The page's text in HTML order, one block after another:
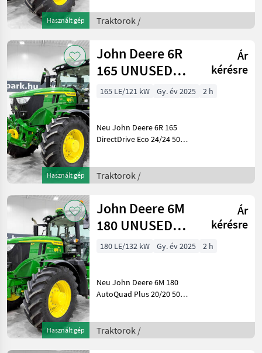
Használt gép
SF7500 AutoTrac,
Druckluftbremse, G5 Plus,
Traktorok /
Használt gép
John Deere 6R
165 UNUSED
DirectDrive Eco
sus
Ár
kérésre
165 LE/121 kW Gy. év 2025 2 h
Neu John Deere 6R 165
DirectDrive Eco 24/24 50
Druckluftbremse, G5 Plus,
Frontkraftheber/Frontzapfwelle,
Traktorok /
Használt gép
John Deere 6M
180 UNUSED
AutoQuad Plus
transm
Ár
kérésre
180 LE/132 kW Gy. év 2025 2 h
Neu John Deere 6M 180
AutoQuad Plus 20/20 50
SF7500 AutoTrac,
Druckluftbremse, G5, LED,
Traktorok /